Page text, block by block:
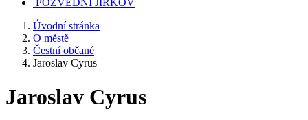
POZVEDNI JIRKOV
Úvodní stránka
O městě
Čestní občané
Jaroslav Cyrus
Jaroslav Cyrus